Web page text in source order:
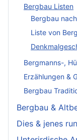
Bergbau Listen
Bergbau
Liste von
Bergmanns-,
Erzählungen &
Bergbau
Bergbau &
Dies & jenes